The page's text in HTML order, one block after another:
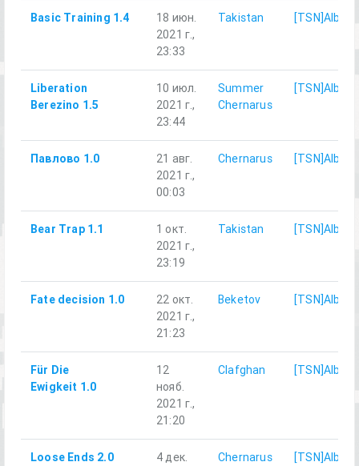
Basic Training 1.4
18 июн.
2021 г.,
23:33
Takistan [TSN]Albert
Liberation
Berezino 1.5
10 июл.
2021 г.,
23:44
Summer
Chernarus
[TSN]Albert
Павлово 1.0
21 авг.
2021 г.,
00:03
Chernarus [TSN]Albert
Bear Trap 1.1
1 окт.
2021 г.,
23:19
Takistan [TSN]Albert
Fate decision 1.0
22 окт.
2021 г.,
21:23
Beketov [TSN]Albert
Für Die
Ewigkeit 1.0
12
нояб.
2021 г.,
21:20
Clafghan [TSN]Albert
Loose Ends 2.0
4 дек.
Chernarus
[TSN]Albert